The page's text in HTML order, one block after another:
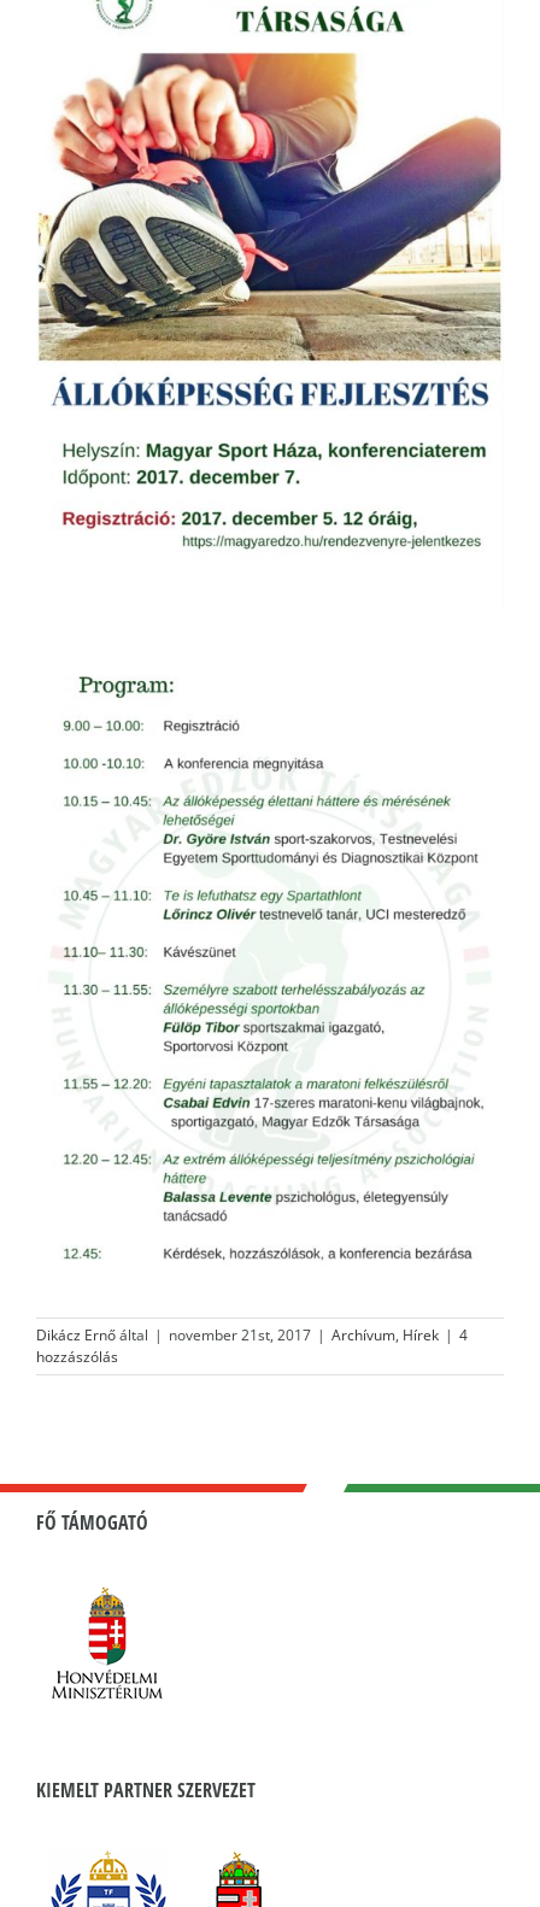
Dikácz Ernőáltal | november 21st, 2017 | Archívum, Hírek | 4
hozzászólás
FŐ TÁMOGATÓ
KIEMELT PARTNER SZERVEZET